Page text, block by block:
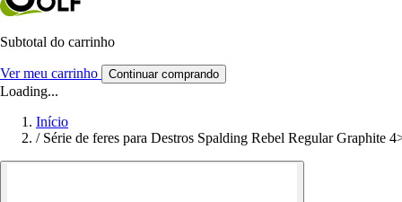
Subtotal do carrinho
Ver meu carrinho Continuar comprando
Loading...
Início
/ Série de feres para Destros Spalding Rebel Regular Graphite